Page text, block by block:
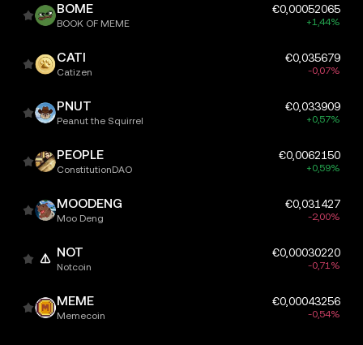
BOME
BOOK OF MEME
€0,00052065
+1,44%
CATI
Catizen
€0,035679
-0,07%
PNUT
Peanut the Squirrel
€0,033909
+0,57%
PEOPLE
ConstitutionDAO
€0,0062150
+0,59%
MOODENG
Moo Deng
€0,031427
-2,00%
NOT
Notcoin
€0,00030220
-0,71%
MEME
Memecoin
€0,00043256
-0,54%